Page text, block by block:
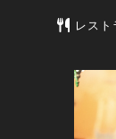
東京カレ
レスト